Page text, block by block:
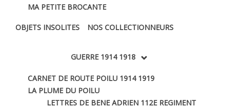
MA PETITE BROCANTE
OBJETS INSOLITES NOS COLLECTIONNEURS
GUERRE 1914 1918
CARNET DE ROUTE POILU 1914 1919
LA PLUME DU POILU
LETTRES DE BENE ADRIEN 112E REGIMENT